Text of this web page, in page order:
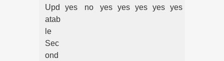
Upd
atab
le
Sec
ond
yes no yes yes yes yes yes